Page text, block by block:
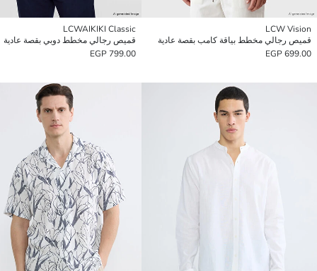
LCW Vision
قميص رجالي مخطط بياقة كامب بقصة عادية
699.00 EGP
LCWAIKIKI Classic
قميص رجالي مخطط دوبي بقصة عادية
799.00 EGP